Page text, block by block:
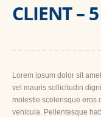
CLIENT – 5
Lorem ipsum dolor sit
vel mauris sollicitudin
molestie scelerisque eros
vehicula. Pellentesque